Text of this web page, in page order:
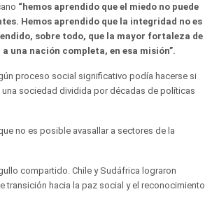
“hemos aprendido que el miedo no puede
Hemos aprendido que la integridad no es
sobre todo, que la mayor fortaleza de
una nación completa, en esa misión”.
proceso social significativo podía hacerse si
sociedad dividida por décadas de políticas
no es posible avasallar a sectores de la
compartido. Chile y Sudáfrica lograron
transición hacia la paz social y el reconocimiento